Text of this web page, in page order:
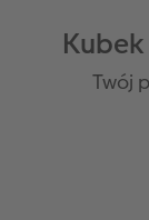
Twój